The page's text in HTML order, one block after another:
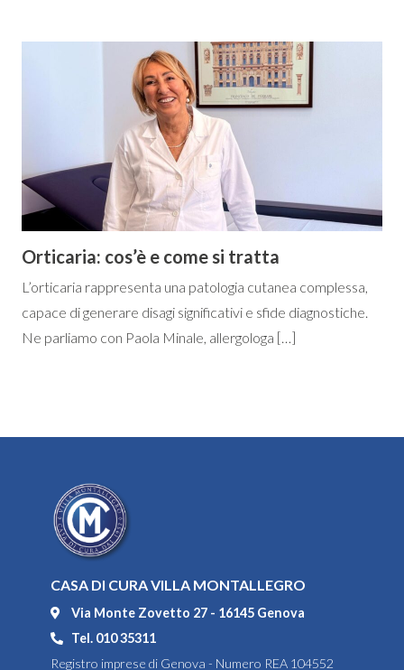
Orticaria: cos’è e come si tratta
L’orticaria rappresenta una patologia cutanea complessa,
capace di generare disagi significativi e sfide diagnostiche.
Ne parliamo con Paola Minale, allergologa […]
CASA DI CURA VILLA MONTALLEGRO
Via Monte Zovetto 27 - 16145 Genova
Tel. 010 35311
Registro imprese di Genova - Numero REA 104552